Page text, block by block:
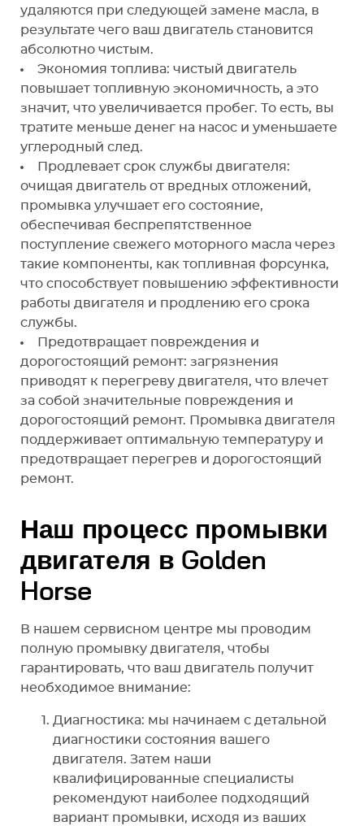
удаляются при следующей замене масла, в
результате чего ваш двигатель становится
абсолютно чистым.
Экономия топлива: чистый двигатель
повышает топливную экономичность, а это
значит, что увеличивается пробег. То есть, вы
тратите меньше денег на насос и уменьшаете
углеродный след.
Продлевает срок службы двигателя:
очищая двигатель от вредных отложений,
промывка улучшает его состояние,
обеспечивая беспрепятственное
поступление свежего моторного масла через
такие компоненты, как топливная форсунка,
что способствует повышению эффективности
работы двигателя и продлению его срока
службы.
Предотвращает повреждения и
дорогостоящий ремонт: загрязнения
приводят к перегреву двигателя, что влечет
за собой значительные повреждения и
дорогостоящий ремонт. Промывка двигателя
поддерживает оптимальную температуру и
предотвращает перегрев и дорогостоящий
ремонт.
Наш процесс промывки
двигателя в Golden
Horse
В нашем сервисном центре мы проводим
полную промывку двигателя, чтобы
гарантировать, что ваш двигатель получит
необходимое внимание:
Диагностика: мы начинаем с детальной
диагностики состояния вашего
двигателя. Затем наши
квалифицированные специалисты
рекомендуют наиболее подходящий
вариант промывки, исходя из ваших